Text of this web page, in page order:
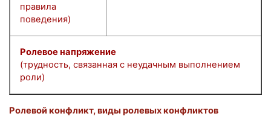
правила
поведения)
Ролевое напряжение
(трудность, связанная с неудачным выполнением
роли)
Ролевой конфликт, виды ролевых конфликтов